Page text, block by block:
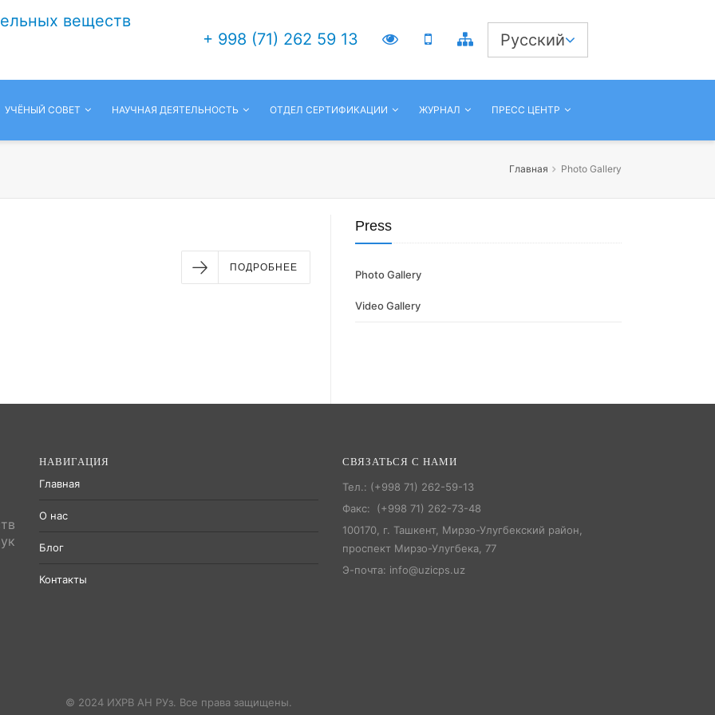
веществ
+ 998 (71) 262 59 13 Русский
УЧЁНЫЙ СОВЕТ НАУЧНАЯ ДЕЯТЕЛЬНОСТЬ ОТДЕЛ СЕРТИФИКАЦИИ ЖУРНАЛ ПРЕСС ЦЕНТР
Главная Photo Gallery
ПОДРОБНЕЕ
Press
Photo Gallery
Video Gallery
НАВИГАЦИЯ
Главная
О нас
Блог
Контакты
СВЯЗАТЬСЯ С НАМИ
Тел.: (+998 71) 262-59-13
Факс: (+998 71) 262-73-48
100170, г. Ташкент, Мирзо-Улугбекский район,
проспект Мирзо-Улугбека, 77
Э-почта: info@uzicps.uz
© 2024 ИХРВ АН РУз. Все права защищены.